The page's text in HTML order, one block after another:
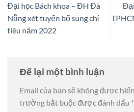
Đại học Bách khoa – ĐH Đà
Nẵng xét tuyển bổ sung chỉ
tiêu năm 2022
Để lại một bình luận
Email của bạn sẽ không được
trường bắt buộc được đánh dấu *